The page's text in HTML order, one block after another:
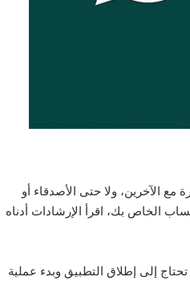
الآخرين، ولا حتى الأصدقاء أو
الخاص بك، اقرأ الإرشادات أدناه
إلى إطلاق التطبيق وبدء عملية